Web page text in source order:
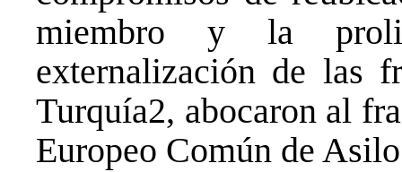
miembro y la
externalización de las
Turquía2, abocaron al
Europeo Común de